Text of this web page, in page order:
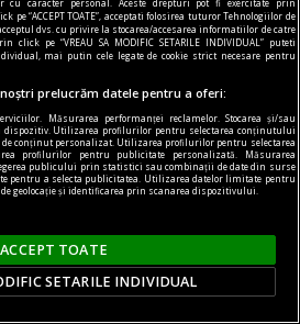
poate, măsura tuturor
pe “ACCEPT TOATE”, acceptati folosirea tuturor Tehnologiilor de
dvs. cu privire la stocarea/accesarea informatiilor de catre
click pe “VREAU SA MODIFIC SETARILE INDIVIDUAL” puteti
mai putin cele legate de cookie strict necesare pentru
prelucrăm datele pentru a oferi:
Măsurarea performanței reclamelor. Stocarea și/sau
dispozitiv. Utilizarea profilurilor pentru selectarea conținutului
conținut personalizat. Utilizarea profilurilor pentru selectarea
profilurilor pentru publicitate personalizată. Măsurarea
publicului prin statistici sau combinații de date din surse
pentru a selecta publicitatea. Utilizarea datelor limitate pentru
geolocație și identificarea prin scanarea dispozitivului.
ACCEPT TOATE
SETARILE INDIVIDUAL